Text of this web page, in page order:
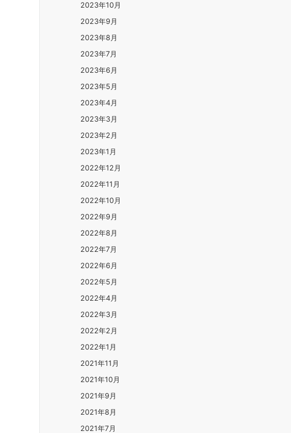
2023年10月
2023年9月
2023年8月
2023年7月
2023年6月
2023年5月
2023年4月
2023年3月
2023年2月
2023年1月
2022年12月
2022年11月
2022年10月
2022年9月
2022年8月
2022年7月
2022年6月
2022年5月
2022年4月
2022年3月
2022年2月
2022年1月
2021年11月
2021年10月
2021年9月
2021年8月
2021年7月